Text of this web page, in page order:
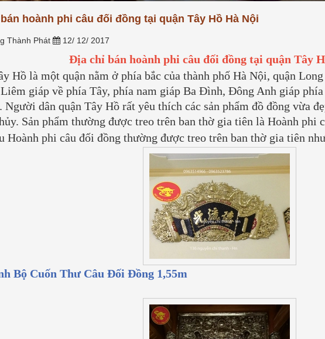
hoành phi câu đối đồng tại quận Tây Hồ Hà Nội
Thành Phát 12/ 12/ 2017
Địa chỉ bán hoành phi câu đối đồng tại quận Tây
Hồ là một quận nằm ở phía bắc của thành phố Hà Nội, quận
giáp về phía Tây, phía nam giáp Ba Đình, Đông Anh giáp
Người dân quận Tây Hồ rất yêu thích các sản phẩm đồ đồng vừa
Sản phẩm thường được treo trên ban thờ gia tiên là Hoành phi
Hoành phi câu đối đồng thường được treo trên ban thờ gia tiên
Bộ Cuốn Thư Câu Đối Đồng 1,55m